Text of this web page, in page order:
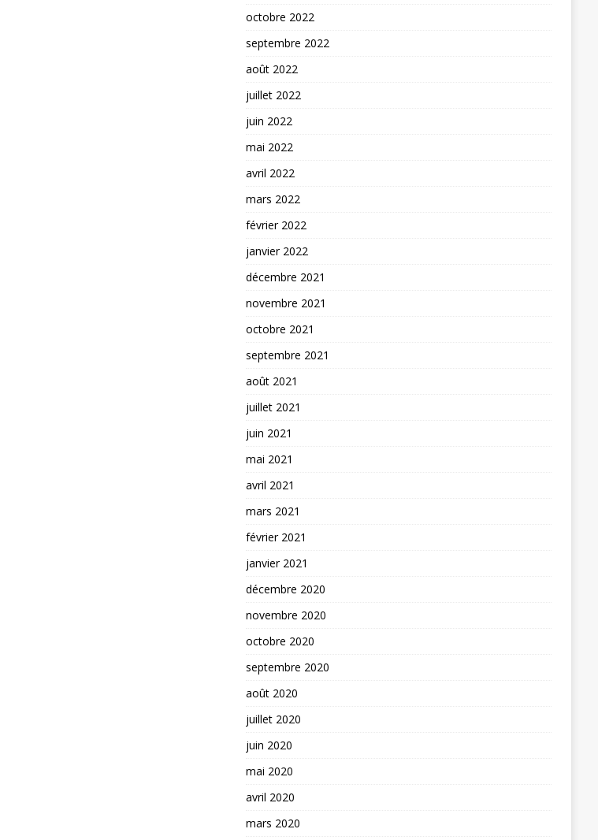
octobre 2022
septembre 2022
août 2022
juillet 2022
juin 2022
mai 2022
avril 2022
mars 2022
février 2022
janvier 2022
décembre 2021
novembre 2021
octobre 2021
septembre 2021
août 2021
juillet 2021
juin 2021
mai 2021
avril 2021
mars 2021
février 2021
janvier 2021
décembre 2020
novembre 2020
octobre 2020
septembre 2020
août 2020
juillet 2020
juin 2020
mai 2020
avril 2020
mars 2020